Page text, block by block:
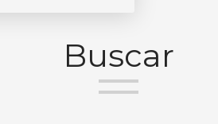
Buscar